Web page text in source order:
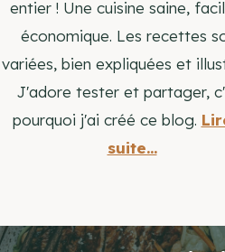
entier ! Une cuisine saine,
économique. Les recettes
variées, bien expliquées et
J'adore tester et partager,
pourquoi j'ai créé ce blog.
suite...